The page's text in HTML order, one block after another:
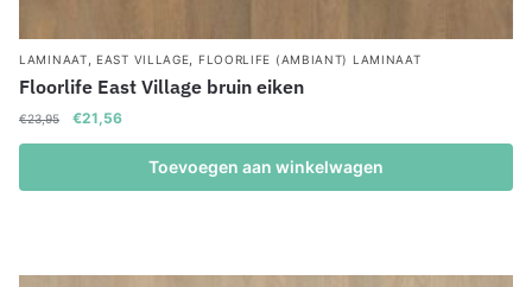
LAMINAAT EAST VILLAGE FLOORLIFE (AMBIANT) LAMINAAT
Floorlife East Village bruin eiken
€23,95
Oorspronkelijke
€21,56Huidige
Toevoegen aan winkelwagen